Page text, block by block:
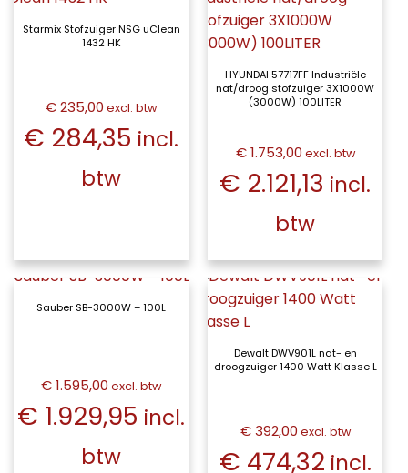
Starmix Stofzuiger NSG uClean
1432 HK
€ 235,00 excl. btw
€ 284,35 incl.
btw
HYUNDAI 57717FF Industriële
nat/droog stofzuiger 3X1000W
(3000W) 100LITER
€ 1.753,00 excl. btw
€ 2.121,13 incl.
btw
Sauber SB-3000W – 100L
€ 1.595,00 excl. btw
€ 1.929,95 incl.
btw
Dewalt DWV901L nat- en
droogzuiger 1400 Watt Klasse L
€ 392,00 excl. btw
€ 474,32 incl.